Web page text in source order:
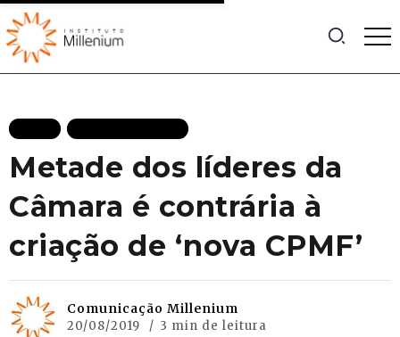
Metade dos líderes da
Câmara é contrária à
criação de ‘nova CPMF’
Comunicação Millenium
20/08/2019 3 min de leitura